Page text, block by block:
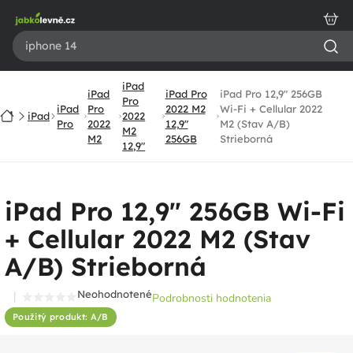
obsah
Domov
iPad
iPad
Pro
iPad
Pro
2022
M2
iPad
Pro
2022
M2
12,9"
iPad Pro
2022 M2
12,9"
256GB
iPad Pro 12,9" 256GB
Wi-Fi + Cellular 2022
M2 (Stav A/B)
Strieborná
iPad Pro 12,9" 256GB Wi-Fi
+ Cellular 2022 M2 (Stav
A/B) Strieborná
Použitý produkt: A/B
Priemerné
hodnotenie
NeohodnotenéPodrobnosti hodnotenia